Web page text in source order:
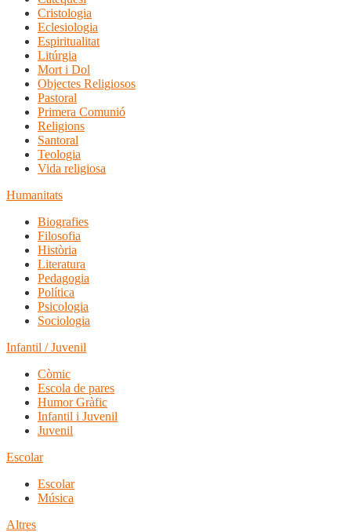
Cristologia
Eclesiologia
Espiritualitat
Litúrgia
Mort i Dol
Objectes Religiosos
Pastoral
Primera Comunió
Religions
Santoral
Teologia
Vida religiosa
Humanitats
Biografies
Filosofia
Història
Literatura
Pedagogia
Política
Psicologia
Sociologia
Infantil / Juvenil
Còmic
Escola de pares
Humor Gràfic
Infantil i Juvenil
Juvenil
Escolar
Escolar
Música
Altres